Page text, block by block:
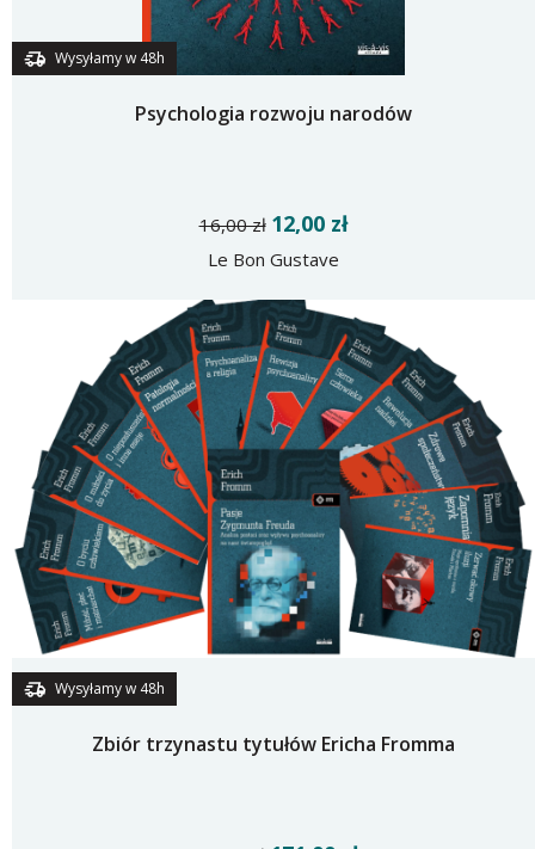
Wysyłamy w 48h
Psychologia rozwoju narodów
16,00 zł 12,00 zł
Le Bon Gustave
Wysyłamy w 48h
Zbiór trzynastu tytułów Ericha Fromma